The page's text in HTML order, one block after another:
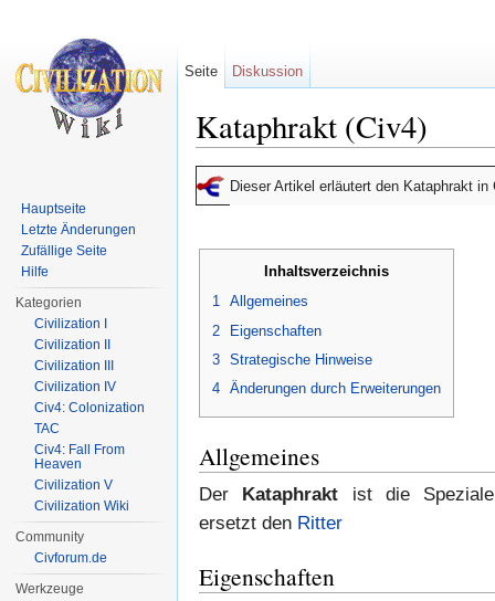
Kataphrakt (Civ4)
Dieser Artikel erläutert den Kataphrakt
Inhaltsverzeichnis
1 Allgemeines
2
Eigenschaften
3 Strategische Hinweise
4 Änderungen durch Erweiterungen
Allgemeines
Der Kataphrakt ist die
ersetzt den Ritter
Eigenschaften
Seite Diskussion
Hauptseite
Letzte Änderungen
Zufällige Seite
Hilfe
Kategorien
Civilization I
Civilization II
Civilization III
Civilization IV
Civ4: Colonization
TAC
Civ4: Fall From
Heaven
Civilization V
Civilization Wiki
Community
Civforum.de
Werkzeuge